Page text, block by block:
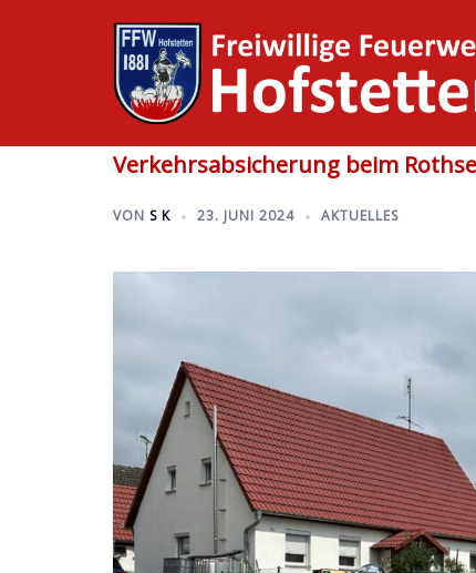
Verkehrsabsicherung beim
VON S K 23. JUNI 2024 AKTUELLES